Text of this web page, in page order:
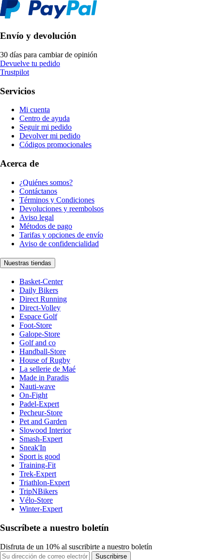
Envío y devolución
30 días para cambiar de opinión
Devuelve tu pedido
Trustpilot
Servicios
Mi cuenta
Centro de ayuda
Seguir mi pedido
Devolver mi pedido
Códigos promocionales
Acerca de
¿Quiénes somos?
Contáctanos
Términos y Condiciones
Devoluciones y reembolsos
Aviso legal
Métodos de pago
Tarifas y opciones de envío
Aviso de confidencialidad
Nuestras tiendas
Basket-Center
Daily Bikers
Direct Running
Direct-Volley
Espace Golf
Foot-Store
Galope-Store
Golf and co
Handball-Store
House of Rugby
La sellerie de Maé
Made in Paradis
Nauti-wave
On-Fight
Padel-Expert
Pecheur-Store
Pet and Garden
Slowood Interior
Smash-Expert
Sneak'In
Sport is good
Training-Fit
Trek-Expert
Triathlon-Expert
TripNBikers
Vélo-Store
Winter-Expert
Suscríbete a nuestro boletín
Disfruta de un 10% al suscribirte a nuestro boletín
Suscribirse